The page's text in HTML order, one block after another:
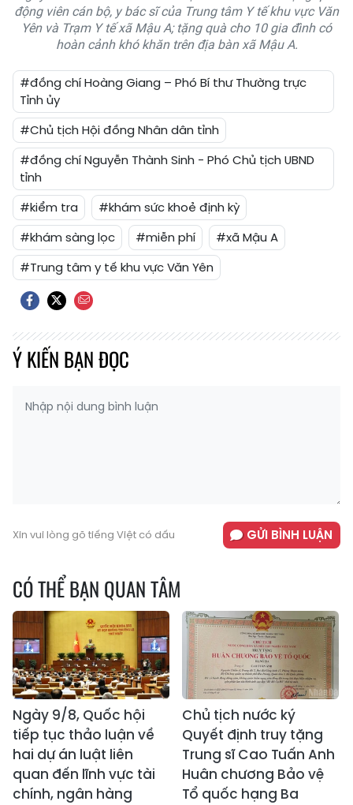
động viên cán bộ, y bác sĩ của Trung tâm Y tế khu vực Văn
Yên và Trạm Y tế xã Mậu A; tặng quà cho 10 gia đình có
hoàn cảnh khó khăn trên địa bàn xã Mậu A.
#đồng chí Hoàng Giang – Phó Bí thư Thường trực
Tỉnh ủy
#Chủ tịch Hội đồng Nhân dân tỉnh
#đồng chí Nguyễn Thành Sinh - Phó Chủ tịch UBND
tỉnh
#kiểm tra
#khám sức khoẻ định kỳ
#khám sàng lọc
#miễn phí
#xã Mậu A
#Trung tâm y tế khu vực Văn Yên
Ý KIẾN BẠN ĐỌC
Xin vui lòng gõ tiếng Việt có dấu GỬI BÌNH LUẬN
CÓ THỂ BẠN QUAN TÂM
Ngày 9/8, Quốc hội
tiếp tục thảo luận về
hai dự án luật liên
quan đến lĩnh vực tài
chính, ngân hàng
Chủ tịch nước ký
Quyết định truy tặng
Trung sĩ Cao Tuấn Anh
Huân chương Bảo vệ
Tổ quốc hạng Ba